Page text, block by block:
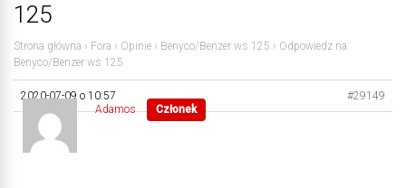
125
Strona główna › Fora › Opinie › Benyco/Benzer ws 125 › Odpowiedz na:
Benyco/Benzer ws 125
2020-07-09 o 10:57
#29149
Adamos
Członek